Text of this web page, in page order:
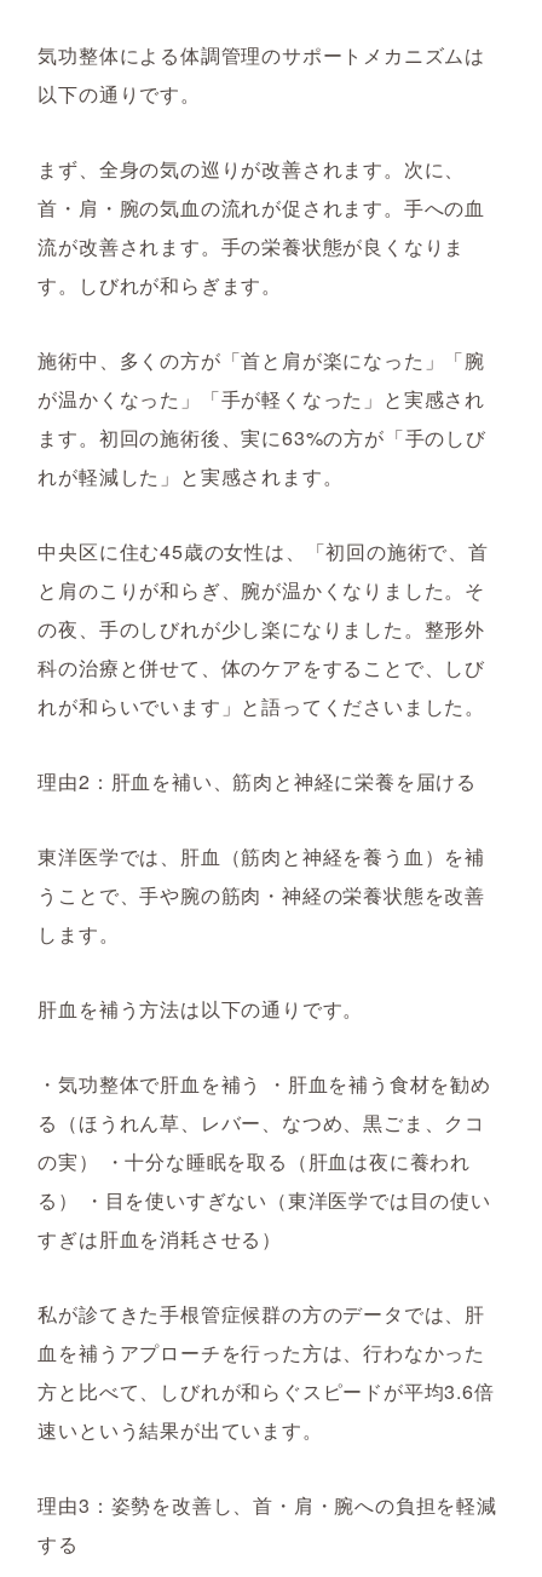
気功整体による体調管理のサポートメカニズムは
以下の通りです。
まず、全身の気の巡りが改善されます。次に、
首・肩・腕の気血の流れが促されます。手への血
流が改善されます。手の栄養状態が良くなりま
す。しびれが和らぎます。
施術中、多くの方が「首と肩が楽になった」「腕
が温かくなった」「手が軽くなった」と実感され
ます。初回の施術後、実に63%の方が「手のしび
れが軽減した」と実感されます。
中央区に住む45歳の女性は、「初回の施術で、首
と肩のこりが和らぎ、腕が温かくなりました。そ
の夜、手のしびれが少し楽になりました。整形外
科の治療と併せて、体のケアをすることで、しび
れが和らいでいます」と語ってくださいました。
理由2：肝血を補い、筋肉と神経に栄養を届ける
東洋医学では、肝血（筋肉と神経を養う血）を補
うことで、手や腕の筋肉・神経の栄養状態を改善
します。
肝血を補う方法は以下の通りです。
・気功整体で肝血を補う ・肝血を補う食材を勧め
る（ほうれん草、レバー、なつめ、黒ごま、クコ
の実） ・十分な睡眠を取る（肝血は夜に養われ
る） ・目を使いすぎない（東洋医学では目の使い
すぎは肝血を消耗させる）
私が診てきた手根管症候群の方のデータでは、肝
血を補うアプローチを行った方は、行わなかった
方と比べて、しびれが和らぐスピードが平均3.6倍
速いという結果が出ています。
理由3：姿勢を改善し、首・肩・腕への負担を軽減
する